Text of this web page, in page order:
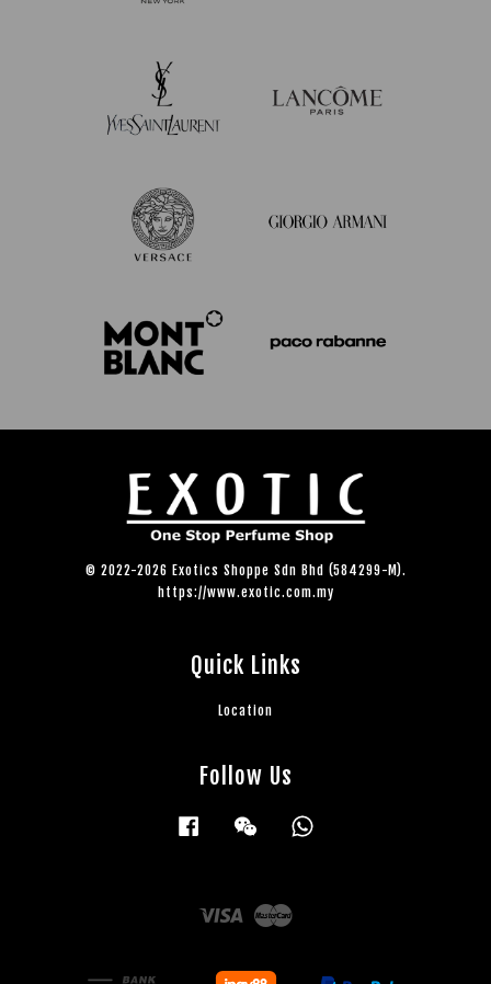
© 2022-2026 Exotics Shoppe Sdn Bhd (584299-M).
https://www.exotic.com.my
Quick Links
Location
Follow Us
Facebook Wechat
Visa